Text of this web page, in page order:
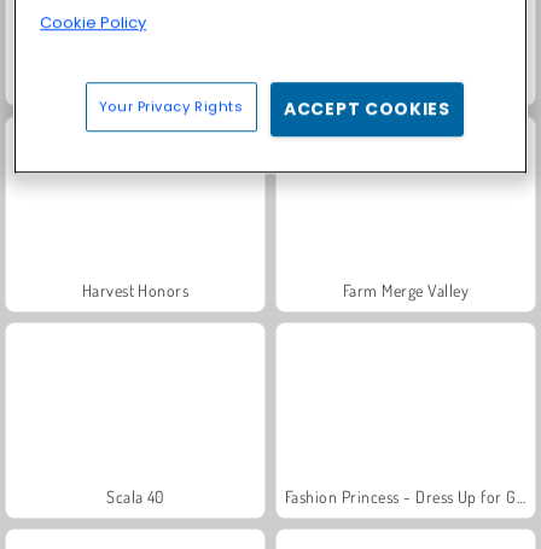
Solitaire Social Trollface Quest: USA 2
Harvest Honors Farm Merge Valley
Scala 40
Cookie Policy
Your Privacy Rights ACCEPT COOKIES